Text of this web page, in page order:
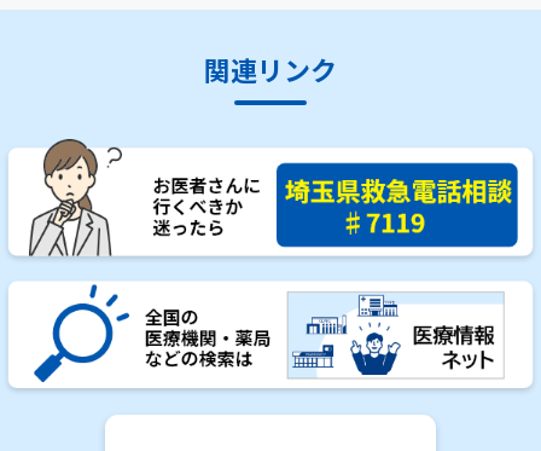
関連リンク